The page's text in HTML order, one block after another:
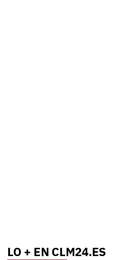
LO + EN CLM24.ES